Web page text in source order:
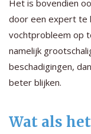
Het is bovendien
door een expert te
vochtprobleem op
namelijk
beschadigingen,
beter blijken.
Wat als